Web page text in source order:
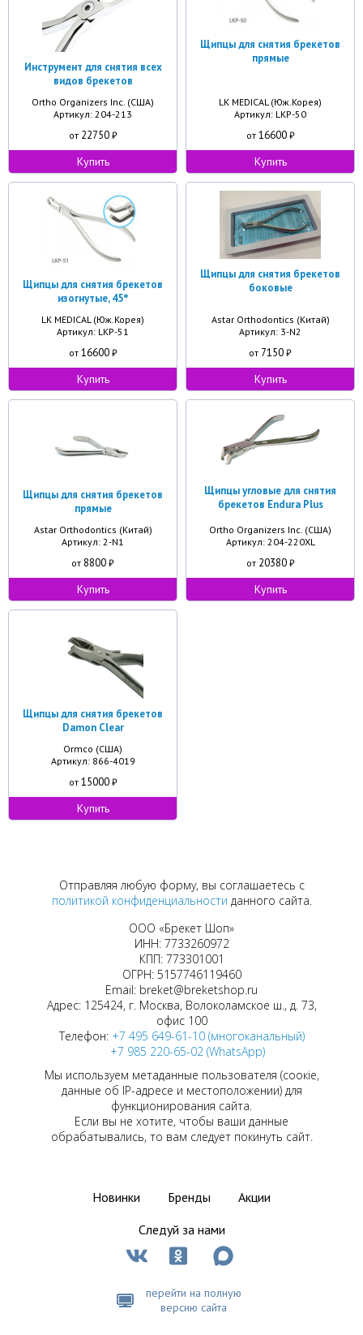
Инструмент для снятия всех
видов брекетов
Ortho Organizers Inc. (США)
Артикул: 204-213
от 22750₽
Купить
Щипцы для снятия брекетов
прямые
LK MEDICAL (Юж.Корея)
Артикул: LKP-50
от 16600₽
Купить
Щипцы для снятия брекетов
изогнутые, 45°
LK MEDICAL (Юж.Корея)
Артикул: LKP-51
от 16600₽
Купить
Щипцы для снятия брекетов
боковые
Astar Orthodontics (Китай)
Артикул: 3-N2
от 7150 ₽
Купить
Щипцы для снятия брекетов
прямые
Astar Orthodontics (Китай)
Артикул: 2-N1
от 8800 ₽
Купить
Щипцы угловые для снятия
брекетов Endura Plus
Ortho Organizers Inc. (США)
Артикул: 204-220XL
от 20380₽
Купить
Щипцы для снятия брекетов
Damon Clear
Ormco (США)
Артикул: 866-4019
от 15000₽
Купить
Отправляя любую форму, вы соглашаетесь с
политикой конфиденциальности данного сайта.
ООО «Брекет Шоп»
ИНН: 7733260972
КПП: 773301001
ОГРН: 5157746119460
Email: breket@breketshop.ru
Адрес: 125424, г. Москва, Волоколамское ш., д. 73,
офис 100
Телефон: +7 495 649-61-10 (многоканальный)
+7 985 220-65-02 (WhatsApp)
Мы используем метаданные пользователя (соокіе,
данные об IP-адресе и местоположении) для
функционирования сайта.
Если вы не хотите, чтобы ваши данные
обрабатывались, то вам следует покинуть сайт.
Новинки Бренды
Акции
Следуй за нами
перейти на полную
версию сайта